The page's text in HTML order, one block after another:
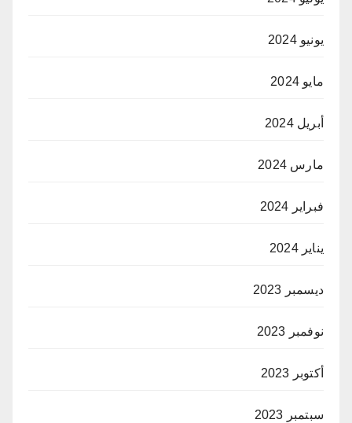
يونيو 2024
مايو 2024
أبريل 2024
مارس 2024
فبراير 2024
يناير 2024
ديسمبر 2023
نوفمبر 2023
أكتوبر 2023
سبتمبر 2023